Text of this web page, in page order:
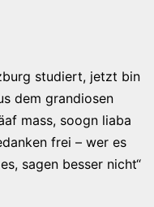
studiert, jetzt bin
dem grandiosen
mass, soogn liaba
frei – wer es
sagen besser nicht“